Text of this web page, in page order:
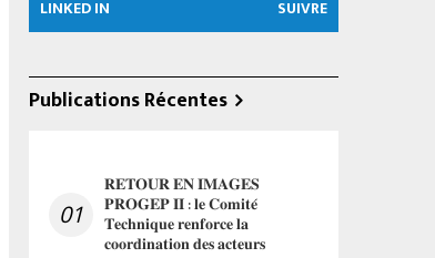
LINKED IN SUIVRE
Publications Récentes
01
𝐑𝐄𝐓𝐎𝐔𝐑 𝐄𝐍 𝐈𝐌𝐀𝐆𝐄𝐒
𝐏𝐑𝐎𝐆𝐄𝐏 𝐈𝐈 : 𝐥𝐞 𝐂𝐨𝐦𝐢𝐭𝐞́
𝐓𝐞𝐜𝐡𝐧𝐢𝐪𝐮𝐞 𝐫𝐞𝐧𝐟𝐨𝐫𝐜𝐞 𝐥𝐚
𝐜𝐨𝐨𝐫𝐝𝐢𝐧𝐚𝐭𝐢𝐨𝐧 𝐝𝐞𝐬 𝐚𝐜𝐭𝐞𝐮𝐫𝐬